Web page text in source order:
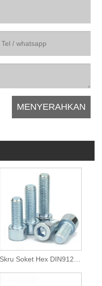
Skru Soket Hex DIN912 Gred 8.8